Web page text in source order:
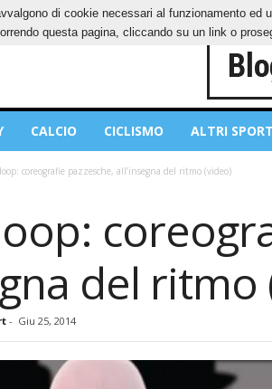
CONTATTI COOKIES PRIVACY POLICY
CALCIO CICLISMO ALTRI SPORT
coreografie pazzesche, all’insegna del ritmo (video)
del
- Giu 25, 2014
di cookie necessari al funzionamento
questa pagina, cliccando su un link o